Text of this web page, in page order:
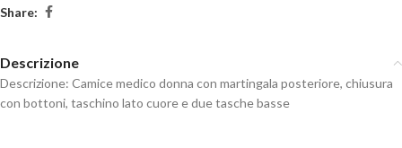
Share:
Descrizione
Descrizione: Camice medico donna con martingala posteriore, chiusura
con bottoni, taschino lato cuore e due tasche basse